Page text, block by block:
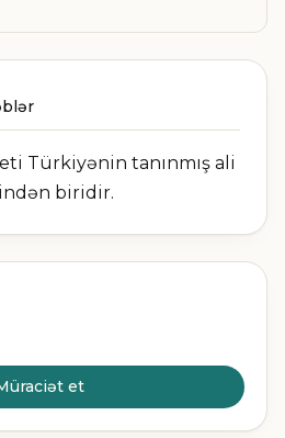
Türkiyənin tanınmış ali
biridir.
et